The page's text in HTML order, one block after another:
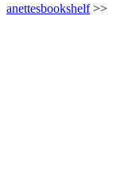
anettesbookshelf>>